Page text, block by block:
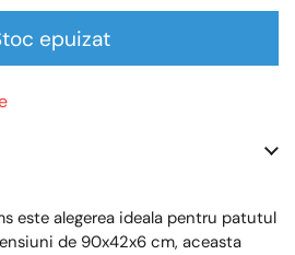
epuizat
este alegerea ideala pentru patutul
de 90x42x6 cm, aceasta